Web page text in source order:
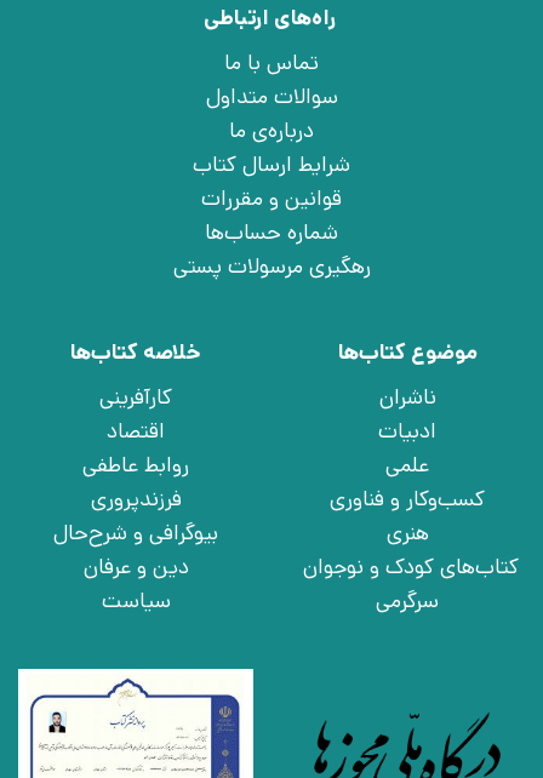
راه‌های ارتباطی
تماس با ما
سوالات متداول
درباره‌ی ما
شرایط ارسال کتاب
قوانین و مقررات
شماره حساب‌ها
رهگیری مرسولات پستی
موضوع کتاب‌ها
ناشران
ادبیات
علمی
کسب‌وکار و فناوری
هنری
کتاب‌های کودک و نوجوان
سرگرمی
خلاصه کتاب‌ها
کارآفرینی
اقتصاد
روابط عاطفی
فرزندپروری
بیوگرافی و شرح‌حال
دین و عرفان
سیاست